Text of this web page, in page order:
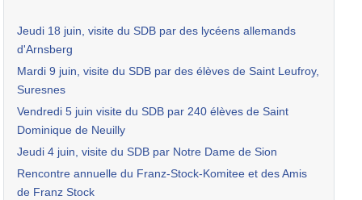
Jeudi 18 juin, visite du SDB par des lycéens allemands
d'Arnsberg
Mardi 9 juin, visite du SDB par des élèves de Saint Leufroy,
Suresnes
Vendredi 5 juin visite du SDB par 240 élèves de Saint
Dominique de Neuilly
Jeudi 4 juin, visite du SDB par Notre Dame de Sion
Rencontre annuelle du Franz-Stock-Komitee et des Amis
de Franz Stock